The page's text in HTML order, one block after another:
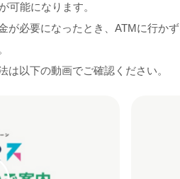
可能になります。
が必要になったとき、ATMに行か
は以下の動画でご確認ください。